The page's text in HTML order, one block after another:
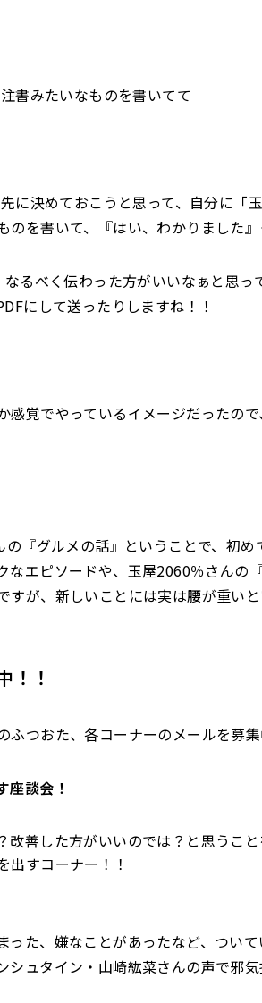
書みたいなものを書いてて
に決めておこうと思って、自分に「
を書いて、『はい、わかりました』
るべく伝わった方がいいなぁと思っ
にして送ったりしますね！！
感覚でやっているイメージだったの
『グルメの話』ということで、初め
なエピソードや、玉屋2060％さんの
すが、新しいことには実は腰が重い
！！
ふつおた、各コーナーのメールを募集
座談会！
改善した方がいいのでは？ と思うこ
出すコーナー！！
った、嫌なことがあったなど、つい
シュタイン・山崎紘菜さんの声で邪